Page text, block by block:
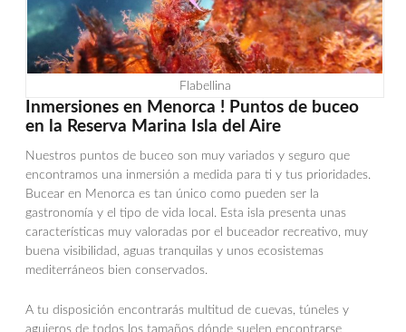
Flabellina
Inmersiones en Menorca ! Puntos de buceo
en la Reserva Marina Isla del Aire
Nuestros puntos de buceo son muy variados y seguro que
encontramos una inmersión a medida para ti y tus prioridades.
Bucear en Menorca es tan único como pueden ser la
gastronomía y el tipo de vida local. Esta isla presenta unas
características muy valoradas por el buceador recreativo, muy
buena visibilidad, aguas tranquilas y unos ecosistemas
mediterráneos bien conservados.
A tu disposición encontrarás multitud de cuevas, túneles y
agujeros de todos los tamaños dónde suelen encontrarse